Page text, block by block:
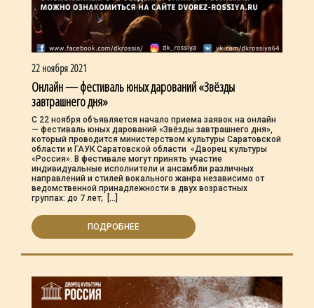
22 ноября 2021
Онлайн — фестиваль юных дарований «Звёзды
завтрашнего дня»
С 22 ноября объявляется начало приема заявок на онлайн
— фестиваль юных дарований «Звёзды завтрашнего дня»,
который проводится министерством культуры Саратовской
области и ГАУК Саратовской области «Дворец культуры
«Россия». В фестивале могут принять участие
индивидуальные исполнители и ансамбли различных
направлений и стилей вокального жанра независимо от
ведомственной принадлежности в двух возрастных
группах: до 7 лет; […]
ПОДРОБНЕЕ